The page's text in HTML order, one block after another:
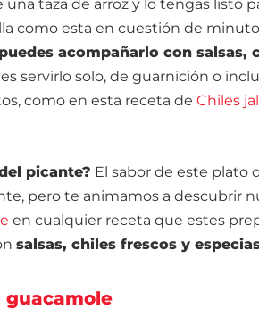
una taza de arroz y lo tengas listo
como esta en cuestión de
puedes acompañarlo con salsas,
servirlo solo, de guarnición o
como en esta receta de Chiles
picante? El sabor de este plato
pero te animamos a descubrir
en cualquier receta que estes
salsas, chiles frescos y
guacamole